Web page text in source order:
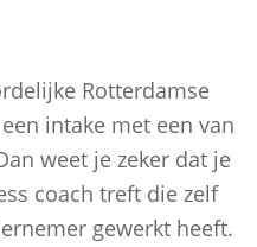
Rotterdamse
intake met een van
weet je zeker dat je
coach treft die zelf
gewerkt heeft.